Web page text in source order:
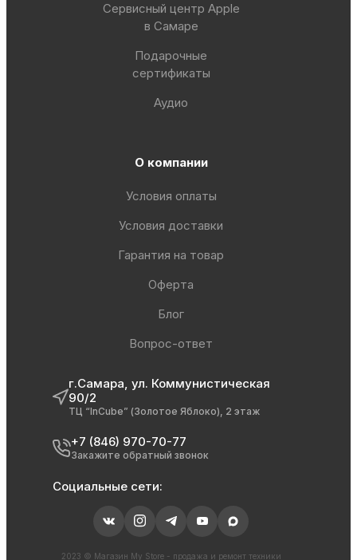
Сервисный центр Apple
в Самаре
Подарочные
сертификаты
Аудио
О компании
Условия оплаты
Условия доставки
Гарантия на товар
Оферта
Блог
Вопрос-ответ
г.Самара, ул. Коммунистическая
90/2
ТЦ “InCube” (Золотое Яблоко), 2 этаж
+7 (846) 970-70-77
Закажите обратный звонок
Социальные сети:
2023 © Магазин My Store - продажа и ремонт техники